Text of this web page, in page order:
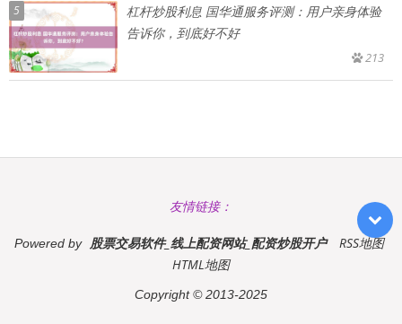
5
杠杆炒股利息 国华通服务评测：用户亲身体验
告诉你，到底好不好
213
友情链接：
Powered by 股票交易软件_线上配资网站_配资炒股开户
RSS地图
HTML地图
Copyright© 2013-2025